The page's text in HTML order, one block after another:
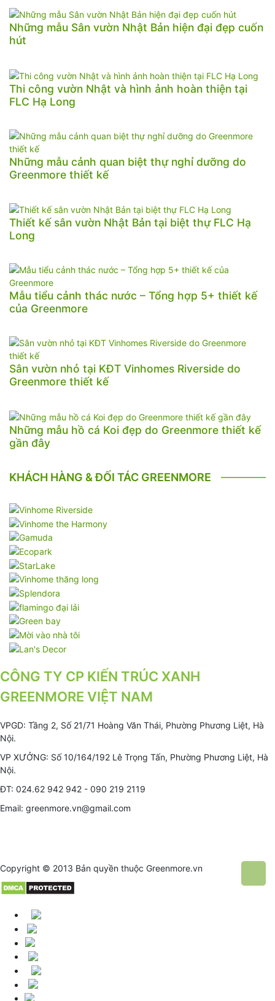
Những mẫu Sân vườn Nhật Bản hiện đại đẹp cuốn
hút
Thi công vườn Nhật và hình ảnh hoàn thiện tại
FLC Hạ Long
Những mẫu cảnh quan biệt thự nghỉ dưỡng do
Greenmore thiết kế
Thiết kế sân vườn Nhật Bản tại biệt thự FLC Hạ
Long
Mẫu tiểu cảnh thác nước – Tổng hợp 5+ thiết kế
của Greenmore
Sân vườn nhỏ tại KĐT Vinhomes Riverside do
Greenmore thiết kế
Những mẫu hồ cá Koi đẹp do Greenmore thiết kế
gần đây
KHÁCH HÀNG & ĐỐI TÁC GREENMORE
CÔNG TY CP KIẾN TRÚC XANH
GREENMORE VIỆT NAM
VPGD: Tầng 2, Số 21/71 Hoàng Văn Thái, Phường Phương Liệt, Hà
Nội.
VP XƯỞNG: Số 10/164/192 Lê Trọng Tấn, Phường Phương Liệt, Hà
Nội.
ĐT: 024.62 942 942 - 090 219 2119
Email: greenmore.vn@gmail.com
Copyright © 2013 Bản quyền thuộc Greenmore.vn